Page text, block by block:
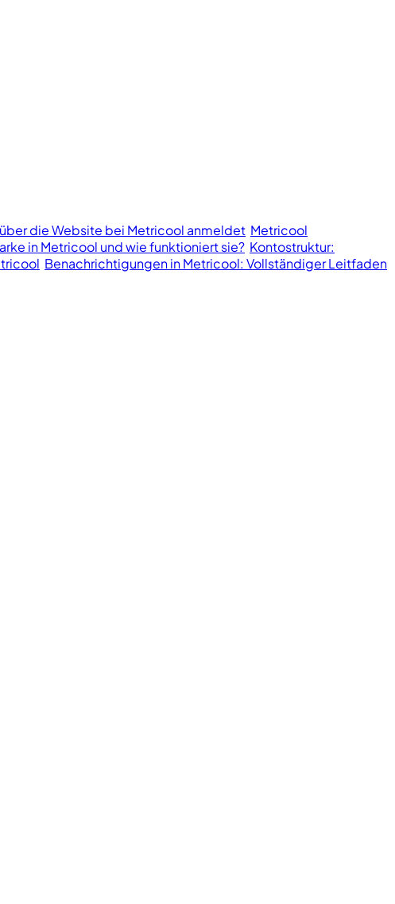
die Website bei Metricool anmeldet Metricool
in Metricool und wie funktioniert sie? Kontostruktur:
Benachrichtigungen in Metricool: Vollständiger Leitfaden